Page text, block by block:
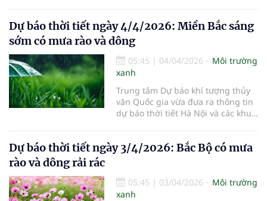
Dự báo thời tiết ngày 4/4/2026: Miền Bắc sáng
sớm có mưa rào và dông
05:45 | 04/04/2026
Môi trường
xanh
Trung tâm Dự báo khí tượng thủy
văn Quốc gia vừa đưa ra thông tin
dự báo thời tiết Hà Nội và các khu
Dự báo thời tiết ngày 3/4/2026: Bắc Bộ có mưa
rào và dông rải rác
05:45 | 03/04/2026
Môi trường
xanh